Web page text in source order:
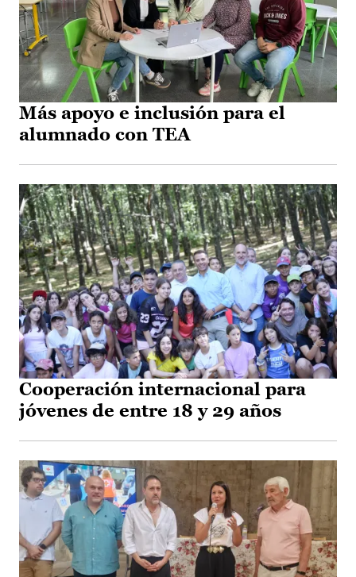
Más apoyo e inclusión para el
alumnado con TEA
Cooperación internacional para
jóvenes de entre 18 y 29 años